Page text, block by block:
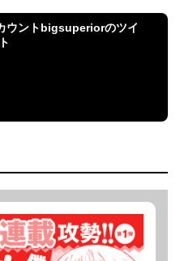
ウントbigsuperiorのツイ